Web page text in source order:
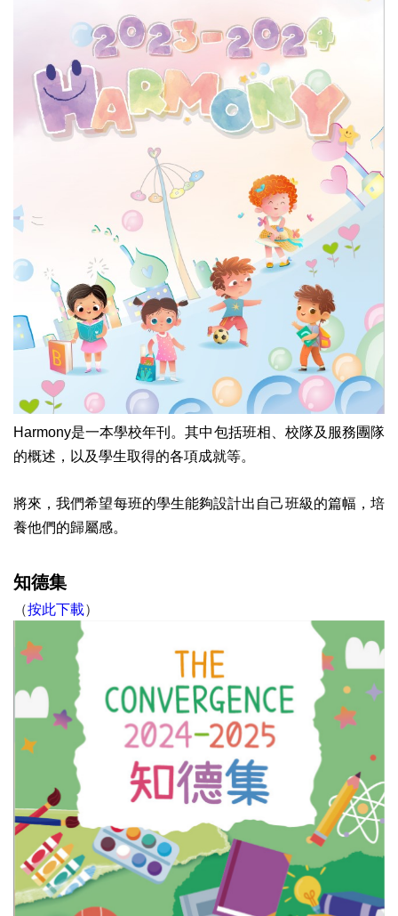
Harmony是一本學校年刊。其中包括班相、校隊及服務團隊
的概述，以及學生取得的各項成就等。
將來，我們希望每班的學生能夠設計出自己班級的篇幅，培
養他們的歸屬感。
知德集
（按此下載）